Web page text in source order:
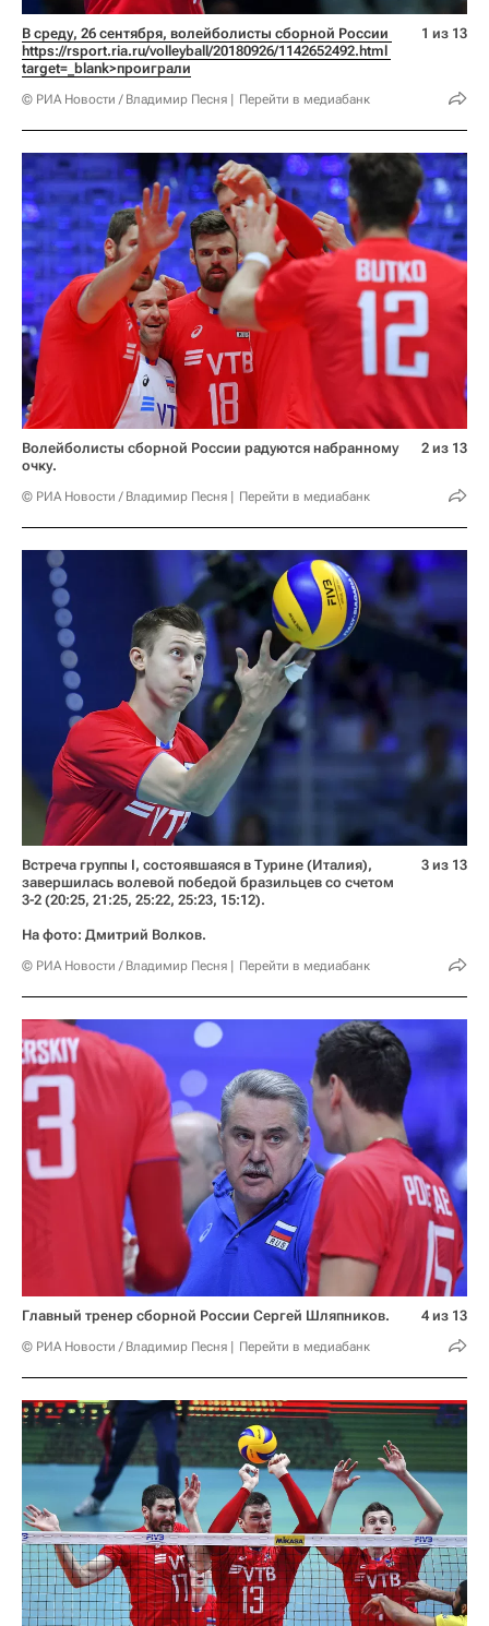
https://rsport.ria.ru/volleyball/20180926/1142652492.html
target=_blank>проиграли
© РИА Новости / Владимир Песня Перейти в медиабанк
1 из 13
Волейболисты сборной России радуются набранному
очку.
© РИА Новости / Владимир Песня Перейти в медиабанк
2 из 13
Встреча группы I, состоявшаяся в Турине (Италия),
завершилась волевой победой бразильцев со счетом
3-2 (20:25, 21:25, 25:22, 25:23, 15:12).
На фото: Дмитрий Волков.
© РИА Новости / Владимир Песня Перейти в медиабанк
3 из 13
Главный тренер сборной России Сергей Шляпников.
© РИА Новости / Владимир Песня Перейти в медиабанк
4 из 13